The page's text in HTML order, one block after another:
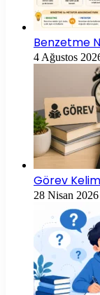
Benzetme
4 Ağustos
Görev
28 Nisan 2026